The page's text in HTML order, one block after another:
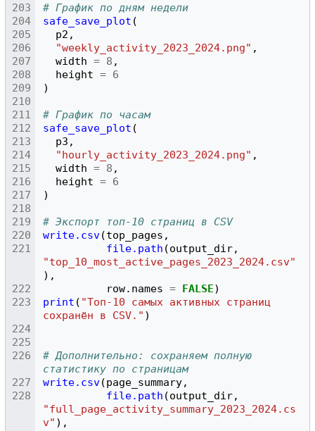
# График по дням недели
safe_save_plot (
p2 ,
"weekly_activity_2023_2024.png" ,
width = 8 ,
height = 6
)
# График по часам
safe_save_plot (
p3 ,
"hourly_activity_2023_2024.png" ,
width = 8 ,
height = 6
)
# Экспорт топ‑10 страниц в CSV
write.csv(top_pages ,
file.path (output_dir,
"top_10_most_active_pages_2023_2024.csv"
),
row.names = FALSE)
print ( "Топ‑10 самых активных страниц
сохранён в CSV." )
# Дополнительно: сохраняем полную
статистику по страницам
write.csv(page_summary,
file.path (output_dir,
"full_page_activity_summary_2023_2024.cs
v" ),